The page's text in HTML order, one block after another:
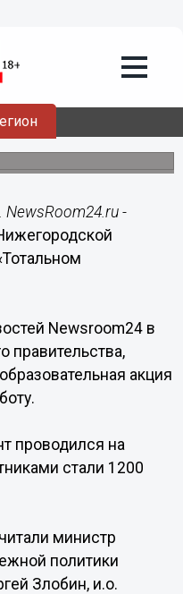
приняли
2018»
акция
-
Newsroom24 в
правительства,
акция
проводился на
стали 1200
министр
политики
Злобин, и.о.